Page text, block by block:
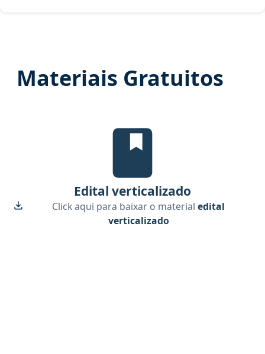
Materiais Gratuitos
edital verticalizado, material
Edital verticalizado
Click aqui para baixar o materialedital
verticalizado